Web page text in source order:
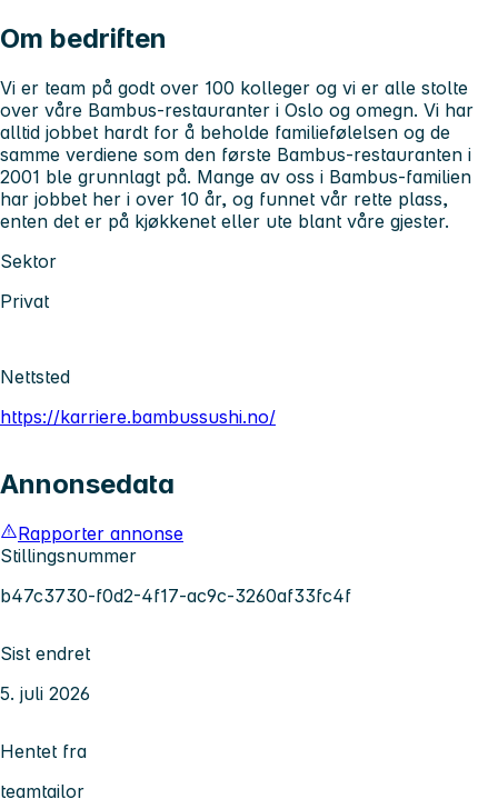
Om bedriften
Vi er team på godt over 100 kolleger og vi er alle stolte
over våre Bambus-restauranter i Oslo og omegn. Vi har
alltid jobbet hardt for å beholde familiefølelsen og de
samme verdiene som den første Bambus-restauranten i
2001 ble grunnlagt på. Mange av oss i Bambus-familien
har jobbet her i over 10 år, og funnet vår rette plass,
enten det er på kjøkkenet eller ute blant våre gjester.
Sektor
Privat
Nettsted
https://karriere.bambussushi.no/
Annonsedata
Rapporter annonse
Stillingsnummer
b47c3730-f0d2-4f17-ac9c-3260af33fc4f
Sist endret
5. juli 2026
Hentet fra
teamtailor